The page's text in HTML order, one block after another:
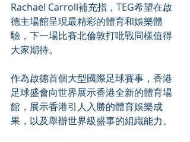
Rachael Carroll補充指，TEG希望在啟
德主場館呈現最精彩的體育和娛樂體
驗，下一場比賽北倫敦打吡戰同樣值得
大家期待。
作為啟德首個大型國際足球賽事，香港
足球盛會向世界展示香港全新的體育場
館，展示香港引人入勝的體育娛樂成
果，以及舉辦世界級盛事的組織能力。